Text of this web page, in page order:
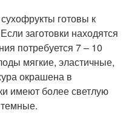
готовы к
заготовки находятся
потребуется 7 – 10
мягкие, эластичные,
окрашена в
имеют более светлую